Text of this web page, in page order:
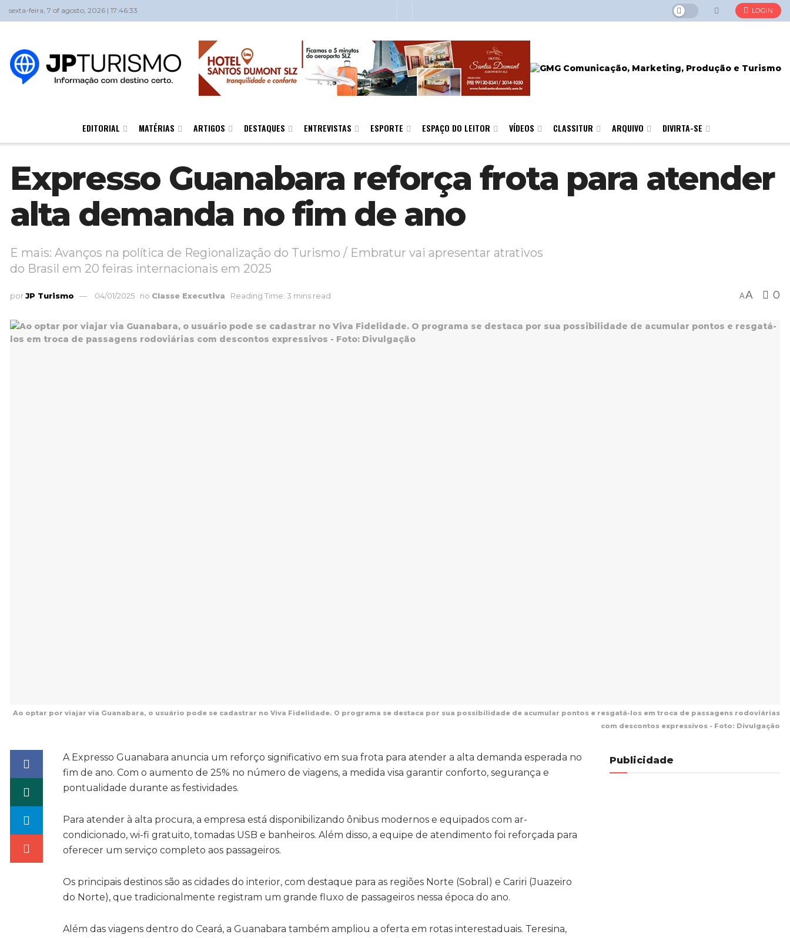
sexta-feira, 7 of agosto, 2026 | 17:46:33 LOGIN
EDITORIAL MATÉRIAS ARTIGOS DESTAQUES ENTREVISTAS ESPORTE ESPAÇO DO LEITOR VÍDEOS CLASSITUR ARQUIVO DIVIRTA-SE
Expresso Guanabara reforça frota para atender
alta demanda no fim de ano
E mais: Avanços na política de Regionalização do Turismo / Embratur vai apresentar atrativos
do Brasil em 20 feiras internacionais em 2025
porJP Turismo 04/01/2025 no Classe Executiva Reading Time: 3 mins read AA 0
Ao optar por viajar via Guanabara, o usuário pode se cadastrar no Viva Fidelidade. O programa se destaca por sua possibilidade de acumular pontos e resgatá-los em troca de passagens rodoviárias
com descontos expressivos - Foto: Divulgação
A Expresso Guanabara anuncia um reforço significativo em sua frota para atender a alta demanda esperada no
fim de ano. Com o aumento de 25% no número de viagens, a medida visa garantir conforto, segurança e
pontualidade durante as festividades.
Para atender à alta procura, a empresa está disponibilizando ônibus modernos e equipados com ar-
condicionado, wi-fi gratuito, tomadas USB e banheiros. Além disso, a equipe de atendimento foi reforçada para
oferecer um serviço completo aos passageiros.
Os principais destinos são as cidades do interior, com destaque para as regiões Norte (Sobral) e Cariri (Juazeiro
do Norte), que tradicionalmente registram um grande fluxo de passageiros nessa época do ano.
Além das viagens dentro do Ceará, a Guanabara também ampliou a oferta em rotas interestaduais. Teresina,
Publicidade